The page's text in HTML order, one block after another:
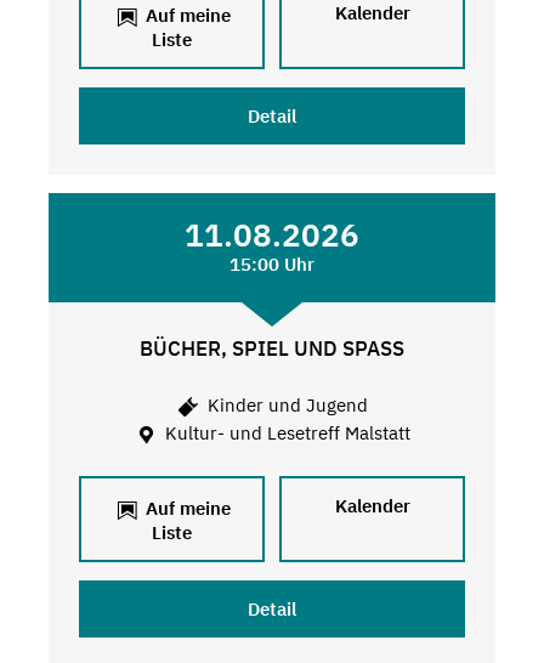
Auf meine
Liste
Kalender
Detail
11.08.2026
15:00 Uhr
BÜCHER, SPIEL UND SPASS
Kinder und Jugend
Kultur- und Lesetreff Malstatt
Auf meine
Liste
Kalender
Detail